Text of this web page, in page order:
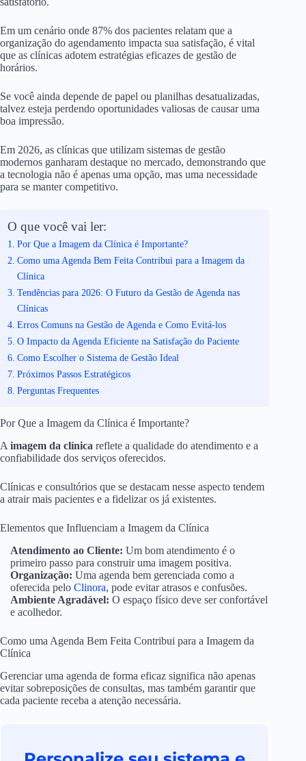
Em um cenário onde 87% dos pacientes relatam que a
organização do agendamento impacta sua satisfação, é vital
que as clínicas adotem estratégias eficazes de gestão de
horários.
Se você ainda depende de papel ou planilhas desatualizadas,
talvez esteja perdendo oportunidades valiosas de causar uma
boa impressão.
Em 2026, as clínicas que utilizam sistemas de gestão
modernos ganharam destaque no mercado, demonstrando que
a tecnologia não é apenas uma opção, mas uma necessidade
para se manter competitivo.
O que você vai ler:
Por Que a Imagem da Clínica é Importante?
Como uma Agenda Bem Feita Contribui para a Imagem da
Clínica
Tendências para 2026: O Futuro da Gestão de Agenda nas
Clínicas
Erros Comuns na Gestão de Agenda e Como Evitá-los
O Impacto da Agenda Eficiente na Satisfação do Paciente
Como Escolher o Sistema de Gestão Ideal
Próximos Passos Estratégicos
Perguntas Frequentes
Por Que a Imagem da Clínica é Importante?
A imagem da clínica reflete a qualidade do atendimento e a
confiabilidade dos serviços oferecidos.
Clínicas e consultórios que se destacam nesse aspecto tendem
a atrair mais pacientes e a fidelizar os já existentes.
Elementos que Influenciam a Imagem da Clínica
Atendimento ao Cliente: Um bom atendimento é o
primeiro passo para construir uma imagem positiva.
Organização: Uma agenda bem gerenciada como a
oferecida pelo Clinora, pode evitar atrasos e confusões.
Ambiente Agradável: O espaço físico deve ser confortável
e acolhedor.
Como uma Agenda Bem Feita Contribui para a Imagem da
Clínica
Gerenciar uma agenda de forma eficaz significa não apenas
evitar sobreposições de consultas, mas também garantir que
cada paciente receba a atenção necessária.